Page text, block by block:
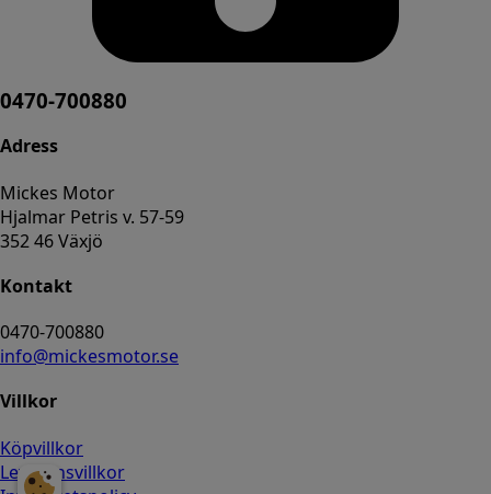
0470-700880
Adress
Mickes Motor
Hjalmar Petris v. 57-59
352 46 Växjö
Kontakt
0470-700880
info@mickesmotor.se
Villkor
Köpvillkor
Leveransvillkor